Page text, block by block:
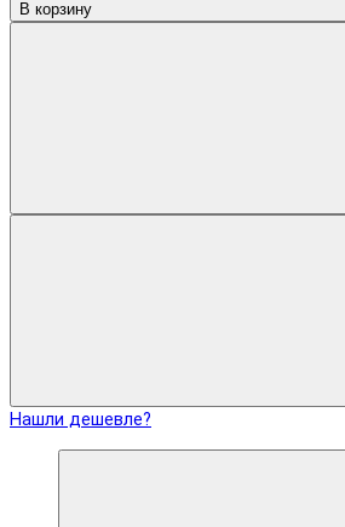
В корзину
Нашли дешевле?